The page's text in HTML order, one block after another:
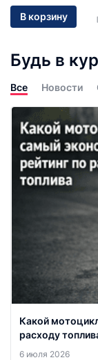
В корзину
Будь в
Все Новости
Какой
расходу
6 июля 2026